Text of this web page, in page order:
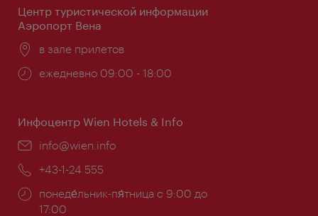
Центр туристической информации
Аэропорт Вена
Расположение:
в зале прилетов
Часы
ежедневно 09:00 - 18:00
Инфоцентр Wien Hotels & Info
Эл.
info@wien.info
Телефон:
+43-1-24 555
Часы
работы:
понеде́льник-пя́тница с 9:00 до
17:00